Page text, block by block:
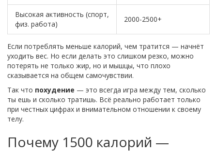
Высокая активность (спорт,
физ. работа)
2000-2500+
Если потреблять меньше калорий, чем тратится — начнёт
уходить вес. Но если делать это слишком резко, можно
потерять не только жир, но и мышцы, что плохо
сказывается на общем самочувствии.
Так что похудение — это всегда игра между тем, сколько
ты ешь и сколько тратишь. Всё реально работает только
при честных цифрах и внимательном отношении к своему
телу.
Почему 1500 калорий —